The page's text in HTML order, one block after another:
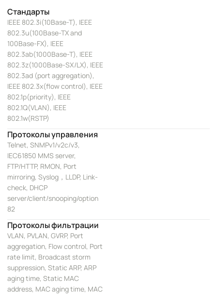
Стандарты
IEEE 802.3i(10Base-T), IEEE
802.3u(100Base-TX and
100Base-FX), IEEE
802.3ab(1000Base-T), IEEE
802.3z(1000Base-SX/LX), IEEE
802.3ad (port aggregation),
IEEE 802.3x(flow control), IEEE
802.1p(priority), IEEE
802.1Q(VLAN), IEEE
802.1w(RSTP)
Протоколы управления
Telnet, SNMPv1/v2c/v3,
IEC61850 MMS server,
FTP/HTTP, RMON, Port
mirroring, Syslog，LLDP, Link-
check, DHCP
server/client/snooping/option
82
Протоколы фильтрации
VLAN, PVLAN, GVRP, Port
aggregation, Flow control, Port
rate limit, Broadcast storm
suppression, Static ARP, ARP
aging time, Static MAC
address, MAC aging time, MAC